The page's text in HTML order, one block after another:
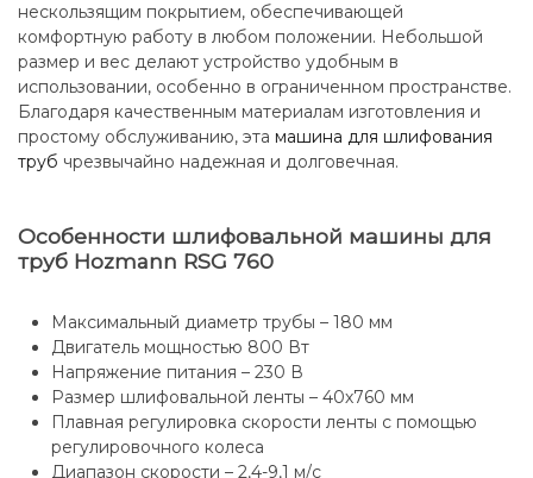
нескользящим покрытием, обеспечивающей
комфортную работу в любом положении. Небольшой
размер и вес делают устройство удобным в
использовании, особенно в ограниченном пространстве.
Благодаря качественным материалам изготовления и
простому обслуживанию, эта машина для шлифования
труб чрезвычайно надежная и долговечная.
Особенности шлифовальной машины для
труб Hozmann RSG 760
Максимальный диаметр трубы – 180 мм
Двигатель мощностью 800 Вт
Напряжение питания – 230 В
Размер шлифовальной ленты – 40х760 мм
Плавная регулировка скорости ленты с помощью
регулировочного колеса
Диапазон скорости – 2,4-9,1 м/с